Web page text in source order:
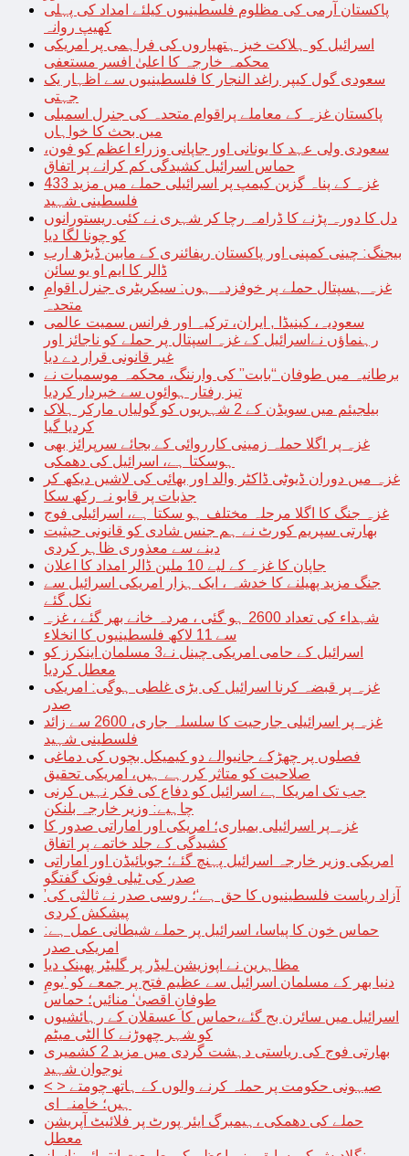
پاکستان آرمی کی مظلوم فلسطینیوں کیلئے امداد کی پہلی
کھیپ روانہ
اسرائیل کو ہلاکت خیز ہتھیاروں کی فراہمی پر امریکی
محکمہ خارجہ کا اعلیٰ افسر مستعفی
سعودی گول کیپر راغد النجار کا فلسطینیوں سے اظہار یک
جہتی
پاکستان غزہ کے معاملے پراقوام متحدہ کی جنرل اسمبلی
میں بحث کا خواہاں
سعودی ولی عہد کا یونانی اور جاپانی وزراء اعظم کو فون،
حماس اسرائیل کشیدگی کم کرانے پر اتفاق
غزہ کے پناہ گزین کیمپ پر اسرائیلی حملے میں مزید 433
فلسطینی شہید
دل کا دورہ پڑنے کا ڈرامہ رچا کر شہری نے کئی ریستورانوں
کو چونا لگا دیا
بیجنگ: چینی کمپنی اور پاکستان ریفائنری کے مابین ڈیڑھ ارب
ڈالر کا ایم او یو سائن
غزہ ہسپتال حملے پر خوفزدہ ہوں: سیکریٹری جنرل اقوامِ
متحدہ
سعودیہ، کینیڈا , ایران، ترکیہ اور فرانس سمیت عالمی
رہنماؤں نےاسرائیل کے غزہ اسپتال پر حملے کو ناجائز اور
غیر قانونی قرار دے دیا
برطانیہ میں طوفان “بابت” کی وارننگ، محکمہ موسمیات نے
تیز رفتار ہوائوں سے خبردار کردیا
بیلجیئم میں سویڈن کے 2 شہریوں کو گولیاں مارکر ہلاک
کردیا گیا
غزہ پر اگلا حملہ زمینی کارروائی کے بجائے سرپرائز بھی
ہوسکتا ہے، اسرائیل کی دھمکی
غزہ میں دوران ڈیوٹی ڈاکٹر والد اور بھائی کی لاشیں دیکھ کر
جذبات پر قابو نہ رکھ سکا
غزہ جنگ کا اگلا مرحلہ مختلف ہو سکتا ہے، اسرائیلی فوج
بھارتی سپریم کورٹ نے ہم جنس شادی کو قانونی حیثیت
دینے سے معذوری ظاہر کردی
جاپان کا غزہ کے لیے 10 ملین ڈالر امداد کا اعلان
جنگ مزید پھیلنے کا خدشہ ، ایک ہزار امریکی اسرائیل سے
نکل گئے
شہداء کی تعداد 2600 ہو گئی ، مردہ خانے بھر گئے ، غزہ
سے 11 لاکھ فلسطینیوں کا انخلاء
اسرائیل کے حامی امریکی چینل نے3 مسلمان اینکرز کو
معطل کردیا
غزہ پر قبضہ کرنا اسرائیل کی بڑی غلطی ہوگی: امریکی
صدر
غزہ پر اسرائیلی جارحیت کا سلسلہ جاری، 2600 سے زائد
فلسطینی شہید
فصلوں پر چھڑکے جانیوالے دو کیمیکل بچوں کی دماغی
صلاحیت کو متاثر کررہے ہیں، امریکی تحقیق
جب تک امریکا ہے اسرائیل کو دفاع کی فکر نہیں کرنی
چاہیے: وزیر خارجہ بلنکن
غزہ پر اسرائیلی بمباری؛ امریکی اور اماراتی صدور کا
کشیدگی کے جلد خاتمے پر اتفاق
امریکی وزیر خارجہ اسرائیل پہنچ گئے؛ جوبائیڈن اور اماراتی
صدر کی ٹیلی فونک گفتگو
’آزاد ریاست فلسطینیوں کا حق ہے‘؛ روسی صدر نے ثالثی کی
پیشکش کردی
حماس خون کا پیاسا، اسرائیل پر حملے شیطانی عمل ہے:
امریکی صدر
مظاہرین نے اپوزیشن لیڈر پر گلیٹر پھینک دیا
دنیا بھر کے مسلمان اسرائیل سے عظیم فتح پر جمعے کو ’یومِ
طوفانِ اقصیٰ‘ منائیں؛ حماس
اسرائیل میں سائرن بج گئے،حماس کا عسقلان کے رہائشیوں
کو شہر چھوڑنے کا الٹی میٹم
بھارتی فوج کی ریاستی دہشت گردی میں مزید 2 کشمیری
نوجوان شہید
< > صیہونی حکومت پر حملہ کرنے والوں کے ہاتھ چومتے
ہیں؛ خامنہ ای
حملے کی دھمکی ،ہیمبرگ ایئر پورٹ پر فلائیٹ آپریشن
معطل